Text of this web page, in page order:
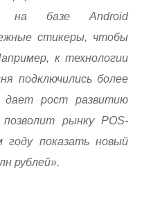
на базе Android
стикеры, чтобы
к технологии
подключились более
рост развитию
рынку POS-
показать новый
рублей».